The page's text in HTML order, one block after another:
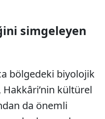
simgeleyen
bölgedeki biyolojik
Hakkâri’nin kültürel
da önemli